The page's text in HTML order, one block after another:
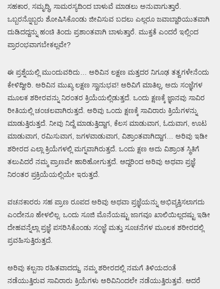
ಸಹಕಾರ, ಸಮೃದ್ಧಿ, ಸಾಮರಸ್ಯದಿಂದ ಬಾಳುವೆ ಮಾಡಲು ಅನುವಾಗುತ್ತಾರೆ.
ಒಬ್ಬರನ್ನೊಬ್ಬರು ಶೋಷಿಸಿಕೊಂಡು ಜೀವಿಸುವ ಬದಲು ಎಲ್ಲರೂ ಜವಾಬ್ದಾರಿಯುತವಾಗಿ
ದುಡಿದದ್ದನ್ನು ಹಂಚಿ ತಿಂದು ಪ್ರಶಾಂತವಾಗಿ ಬಾಳುತ್ತಾರೆ. ಮುಕ್ತತೆ ಎಂದರೆ ಇಲ್ಲಿಂದ
ಪ್ರಾರಂಭವಾಗಬೇಕಲ್ಲವೇ?
ಈ ಪ್ರಶ್ನೆಯಲ್ಲಿ ಮುಂದುವರಿದು… ಅರಿವಿನ ಲಕ್ಷಣ ಮತ್ತದರ ನಿಗೂಢ ತತ್ವಗಳೇನೆಂದು
ಕೇಳಿದ್ದೀರಿ. ಅರಿವಿನ ಮುಖ್ಯ ಲಕ್ಷಣ ಸ್ವಾನುಭವ! ಅರಿವಿಗೆ ಮಾತಿಲ್ಲ, ಅದು ಸಂಜ್ಞೆಗಳ
ಮೂಲಕ ಶರೀರವನ್ನು ನಿರಂತರ ಕ್ರಿಯೆಯಲ್ಲಿಡುತ್ತದೆ. ಒಂದು ಕ್ಷಣಕ್ಕೆ ಜ್ಞಾನವು ಸಾವಿರ
ರೀತಿಯಲ್ಲಿ ಚಂಚಲವಾಗಿರುತ್ತದೆ. ಅರಿವು ಒಂದು ಕ್ಷಣಕ್ಕೆ ಸಾವಿರಾರು ಕ್ರಿಯೆಗಳನ್ನು
ಮಾಡುತ್ತಿರುತ್ತದೆ. ನೀವು ನಿದ್ದೆ ಮಾಡುತ್ತಿದ್ದಾಗ, ಕೆಲಸ ಮಾಡುವಾಗ, ಓದುವಾಗ, ಊಟ
ಮಾಡುವಾಗ, ರಮಿಸುವಾಗ, ಜಗಳವಾಡುವಾಗ, ವಿಶ್ರಾಂತವಾಗಿದ್ದಾಗ… ಅರಿವು ಇಡೀ
ಶರೀರದ ಎಲ್ಲಾ ಕ್ರಿಯೆಗಳಲ್ಲಿ ಮಗ್ನವಾಗಿರುತ್ತದೆ. ಒಂದು ಕ್ಷಣ ಅದು ವಿಶ್ರಾಂತ ಸ್ಥಿತಿಗೆ
ತಲುಪಿದರೆ ನಮ್ಮ ಪ್ರಾಣವೇ ಹಾರಿಹೋಗುತ್ತದೆ. ಆದ್ದರಿಂದ ಅರಿವು ಅಥವಾ ಪ್ರಜ್ಞೆ
ನಿರಂತರ ಪ್ರಕ್ರಿಯೆಯಲ್ಲಿಯೇ ಇರುತ್ತದೆ.
ವಚನಕಾರರು ಸಹ ಪ್ರಾಣ ರೂಪದ ಅರಿವು ಅಥವಾ ಪ್ರಜ್ಞೆಯನ್ನು ಅಭಿವ್ಯಕ್ತಿಸಲಾಗದು
ಎಂದೇನೂ ಹೇಳಲಿಲ್ಲ. ಒಂದು ಸೂಜಿ ಮೊನೆಯಷ್ಟು ಜಾಗವೂ ಖಾಲಿಯಿಲ್ಲದಷ್ಟು ಇಡೀ
ದೇಹವನ್ನೆಲ್ಲಾ ಪ್ರಜ್ಞೆ ಪಸರಿಸಿಕೊಂಡು ಸಂಜ್ಞೆ ಮತ್ತು ಸೂಚನೆಗಳ ಮೂಲಕ ಶರೀರದಲ್ಲಿ
ಪ್ರವಹಿಸುತ್ತಿರುತ್ತದೆ.
ಅರಿವು ಕಲ್ಪನಾ ರಹಿತವಾದದ್ದು. ನಮ್ಮ ಶರೀರದಲ್ಲಿ ನಮಗೆ ತಿಳಿಯದಂತೆ
ನಡೆಯುತ್ತಿರುವ ಸಾವಿರಾರು ಕ್ರಿಯೆಗಳು ಅರಿವಿನಿಂದಲೇ ನಡೆಯುತ್ತಿರುತ್ತವೆ. ಆದರೆ